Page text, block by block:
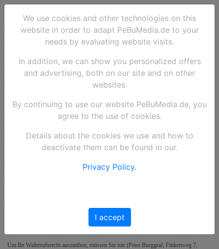
Widerrufsrecht
I. Widerrufsrecht, Rücksendungsrecht
benannter Dritter, der nicht der Beförderer ist, die letzte Ware in Besitz genommen haben
Um Ihr Widerrufsrecht auszuüben, müssen Sie mir (Peter Burggraf, Finkenweg 7,
We use cookies and other technologies on this
website in order to adapt PeBuMedia.de to your
needs by evaluating website visits.
In addition, we can show you personalized offers
and advertising, both on our site and on other
websites.
By continuing to use our website PeBuMedia.de, you
agree to the use of cookies.
Details about the cookies we use and how to
deactivate them can be found in our.
Privacy Policy.
I accept